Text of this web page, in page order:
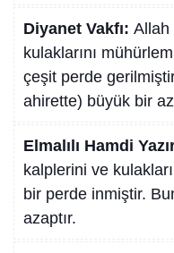
Diyanet Vakfı: Allah
kulaklarını
çeşit perde
ahirette) büyük bir
Elmalılı Hamdi
kalplerini ve
bir perde inmiştir.
azaptır.